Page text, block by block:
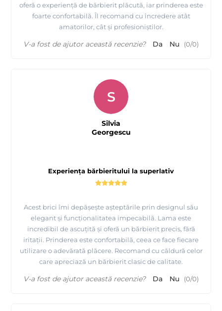
oferă o experiență de bărbierit plăcută, iar prinderea este
foarte confortabilă. Îl recomand cu încredere atât
amatorilor, cât și profesioniștilor.
V-a fost de ajutor această recenzie? Da Nu (0/0)
Experiența bărbieritului la superlativ
Acest brici îmi depășește așteptările prin designul său
elegant și funcționalitatea impecabilă. Lama este
incredibil de ascuțită și oferă un bărbierit precis, fără
iritații. Prinderea este confortabilă, ceea ce face fiecare
utilizare o adevărată plăcere. Recomand cu căldură celor
care apreciază un bărbierit clasic de calitate.
S
Silvia
Georgescu
V-a fost de ajutor această recenzie? Da Nu (0/0)